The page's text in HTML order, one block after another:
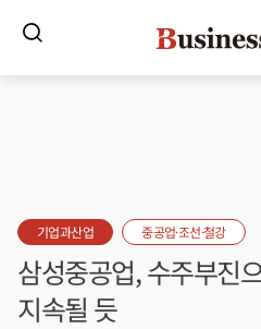
기업과산업 중공업·조선·철강
삼성중공업, 수주부진
지속될 듯